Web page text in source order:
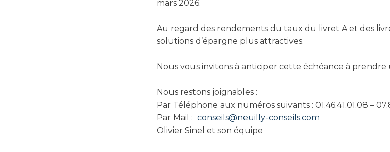
mars 2026.
Au regard des rendements du taux du livret A et des
solutions d’épargne plus attractives.
Nous vous invitons à anticiper cette échéance à prendre
Nous restons joignables :
Par Téléphone aux numéros suivants : 01.46.41.01.08 –
Par Mail : conseils@neuilly-conseils.com
Olivier Sinel et son équipe